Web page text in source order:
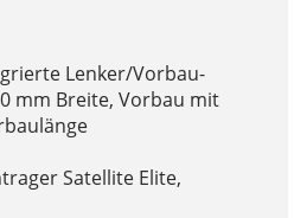
Lenker/Vorbau-
mm Breite, Vorbau mit
Satellite Elite,